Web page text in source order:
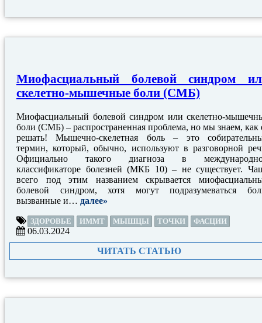
Миофасциальный болевой синдром
cкелетно-мышечные боли (СМБ)
Миофасциальный болевой синдром или cкелетно-
боли (СМБ) – распространенная проблема, но мы знаем, как
решать! Мышечно-скелетная боль – это
термин, который, обычно, используют в разговорной
Официально такого диагноза в
классификаторе болезней (МКБ 10) – не существует.
всего под этим названием скрывается
болевой синдром, хотя могут подразумеваться
вызванные и… далее»
ЗДОРОВЬЕ ИММТ МЫШЦЫ ТОЧКИ ФАСЦИИ
06.03.2024
ЧИТАТЬ СТАТЬЮ